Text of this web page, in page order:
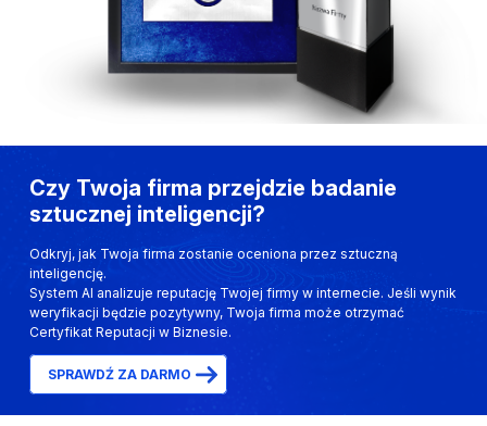
Czy Twoja firma przejdzie badanie
sztucznej inteligencji?
Odkryj, jak Twoja firma zostanie oceniona przez sztuczną
inteligencję.
System AI analizuje reputację Twojej firmy w internecie. Jeśli wynik
weryfikacji będzie pozytywny, Twoja firma może otrzymać
Certyfikat Reputacji w Biznesie.
SPRAWDŹ ZA DARMO